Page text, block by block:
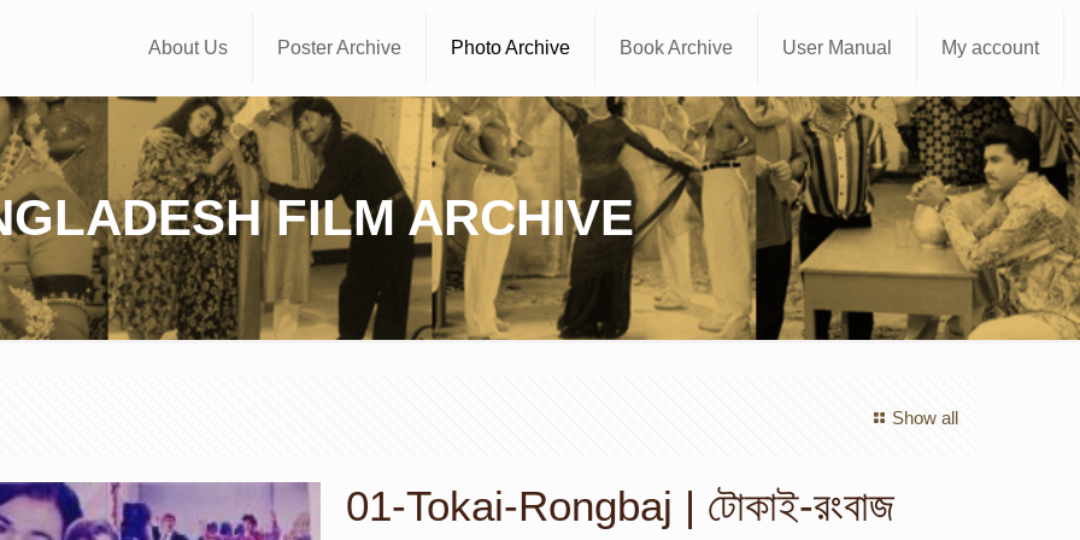
About Us Poster Archive Photo Archive Book Archive User Manual My account
FILM ARCHIVE
Show all
01-Tokai-Rongbaj | টোকাই-রংবাজ